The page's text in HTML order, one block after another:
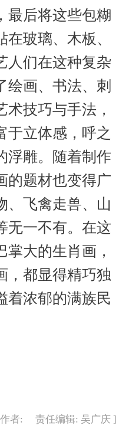
最后将这些包糊
玻璃、木板、
人们在这种复杂
绘画、书法、刺
技巧与手法，
于立体感，呼之
浮雕。随着制作
的题材也变得广
、飞禽走兽、山
无一不有。在这
大的生肖画，
，都显得精巧独
着浓郁的满族民
者: 责任编辑: 吴广庆 ]